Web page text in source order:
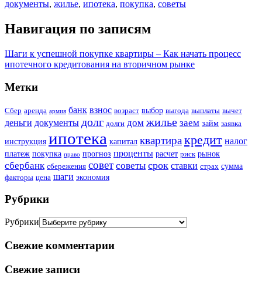
документы, жилье, ипотека, покупка, советы
Навигация по записям
Шаги к успешной покупке квартиры – Как начать процесс
ипотечного кредитования на вторичном рынке
Метки
Сбер аренда армия банк взнос возраст выбор выгода выплаты вычет
деньги документы долг долги дом жилье заем займ заявка
инструкция ипотека капитал квартиракредит налог
платеж покупка право прогноз проценты расчет риск рынок
сбербанк сбережения совет советы срок ставки страх сумма
факторы цена шаги экономия
Рубрики
Рубрики
Свежие комментарии
Свежие записи